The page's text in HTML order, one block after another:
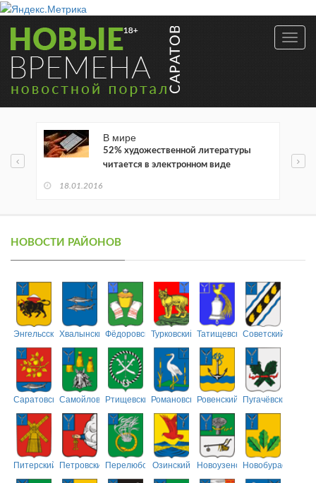
В мире
52% художественной литературы
читается в электронном виде
18.01.2016
НОВОСТИ РАЙОНОВ
ЭнгельсскийХвалынскийФёдоровскийТурковский ТатищевскийСоветский
СаратовскийСамойловскийРтищевскийРомановскийРовенский Пугачёвский
Питерский ПетровскийПерелюбскийОзинский НовоузенскийНовобурасский